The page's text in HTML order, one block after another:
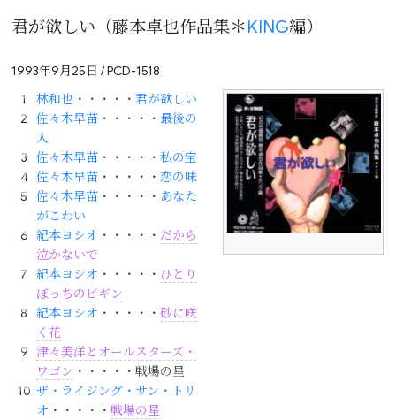
君が欲しい（藤本卓也作品集＊ KING編）
1993年9月25日 / PCD-1518
林和也 ・・・・・君が欲しい
佐々木早苗 ・・・・・最後の
人
佐々木早苗 ・・・・・私の宝
佐々木早苗 ・・・・・恋の味
佐々木早苗 ・・・・・ あなた
がこわい
紀本ヨシオ ・・・・・ だから
泣かないで
紀本ヨシオ ・・・・・ ひとり
ぼっちのビギン
紀本ヨシオ ・・・・・砂に咲
く花
津々美洋とオールスターズ・
ワゴン ・・・・・戦場の星
ザ・ライジング・サン・トリ
オ ・・・・・戦場の星